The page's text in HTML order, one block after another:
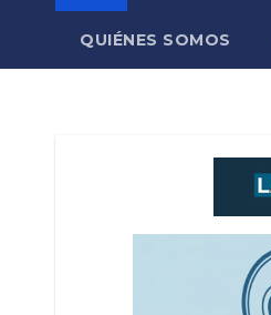
QUIÉNES SOMOS